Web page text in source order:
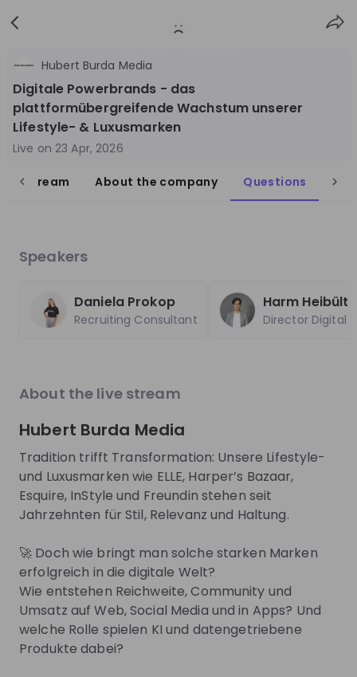
Media
About
Bei Burda bist du Teil eines der größten
europäischen Medienunternehmen. Wir sind
weltweit in den Segmenten Consumer Media, B2B
Media & Service sowie Commerce aktiv und stehen
für Vielfalt, Unternehmertum und Verantwortung.
Menschen und nutzen unsere gesellschaftliche
Relevanz sinnstiftend. Dabei bieten wir unseren
Mitarbeitenden die Freiheit, kreativ zu sein und
Neues zu schaffen. Darum heißt arbeiten bei Burda:
arbeiten „…in good company“. Innovationsfähigkeit
zeichnet unser Unternehmen seit 1903 aus. Wir
Hubert Burda Media
Digitale Powerbrands - das
plattformübergreifende Wachstum unserer
Lifestyle- & Luxusmarken
Live on 23 Apr, 2026
stream About the company Questions
Speakers
Daniela Prokop
Recruiting Consultant
Harm Heibült
Director Digital
About the live stream
Hubert Burda Media
Tradition trifft Transformation: Unsere Lifestyle-
und Luxusmarken wie ELLE, Harper’s Bazaar,
Esquire, InStyle und Freundin stehen seit
Jahrzehnten für Stil, Relevanz und Haltung.
🚀 Doch wie bringt man solche starken Marken
erfolgreich in die digitale Welt?
Wie entstehen Reichweite, Community und
Umsatz auf Web, Social Media und in Apps? Und
welche Rolle spielen KI und datengetriebene
Produkte dabei?